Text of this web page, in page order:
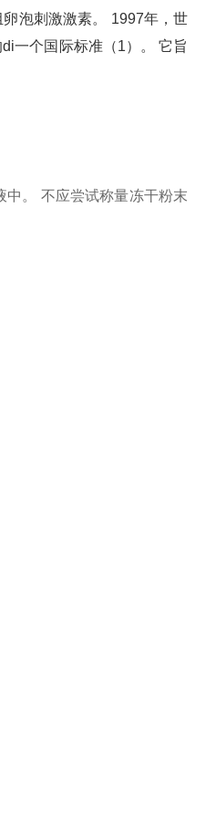
泡刺激激素。 1997年，世
一个国际标准（1）。 它旨
。 不应尝试称量冻干粉末